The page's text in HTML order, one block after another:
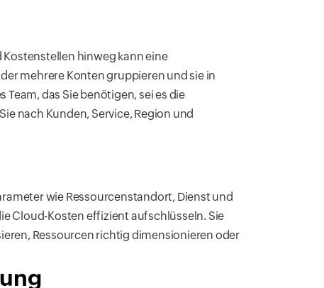
hinweg kann eine
mehrere Konten gruppieren und sie in
das Sie benötigen, sei es die
nach Kunden, Service, Region und
wie Ressourcenstandort, Dienst und
Cloud-Kosten effizient aufschlüsseln. Sie
Ressourcen richtig dimensionieren oder